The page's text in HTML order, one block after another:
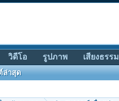
ล่าสุด
วิดีโอ รูปภาพ เสียงธรรม